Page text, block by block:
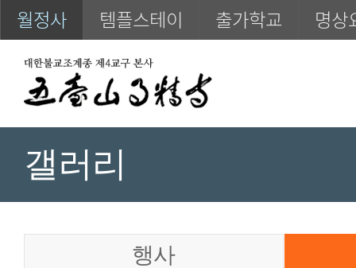
월정사 템플스테이 출가학교 명상
갤러리
행사